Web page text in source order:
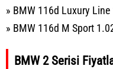
» BMW 116d Luxury
» BMW 116d M Sport
BMW 2 Serisi